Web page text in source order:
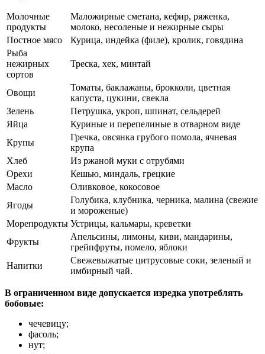
Молочные
продукты
Маложирные сметана, кефир, ряженка,
молоко, несоленые и нежирные сыры
Постное мясо
Курица, индейка (филе), кролик, говядина
Рыба
нежирных
сортов
Треска, хек, минтай
Овощи
Томаты, баклажаны, брокколи, цветная
капуста, цукини, свекла
Зелень
Петрушка, укроп, шпинат, сельдерей
Яйца
Куриные и перепелиные в отварном виде
Крупы
Гречка, овсянка грубого помола, ячневая
крупа
Хлеб
Из ржаной муки с отрубями
Орехи
Кешью, миндаль, грецкие
Масло
Оливковое, кокосовое
Ягоды
Голубика, клубника, черника, малина (свежие
и мороженые)
Морепродукты Устрицы, кальмары, креветки
Фрукты
Апельсины, лимоны, киви, мандарины,
грейпфруты, помело, яблоки
Напитки
Свежевыжатые цитрусовые соки, зеленый и
имбирный чай.
В ограниченном виде допускается изредка употреблять
бобовые:
чечевицу;
фасоль;
нут;